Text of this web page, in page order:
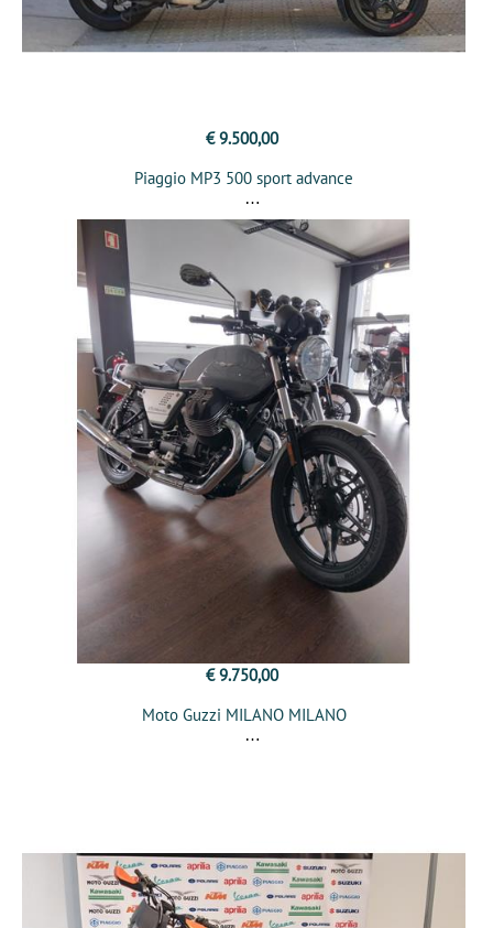
€ 9.500,00
Piaggio MP3 500 sport advance
€ 9.750,00
Moto Guzzi MILANO MILANO